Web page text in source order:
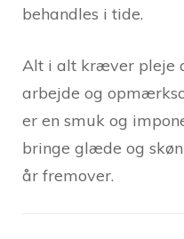
behandles i tide.
Alt i alt kræver pleje
arbejde og
er en smuk og
bringe glæde og
år fremover.